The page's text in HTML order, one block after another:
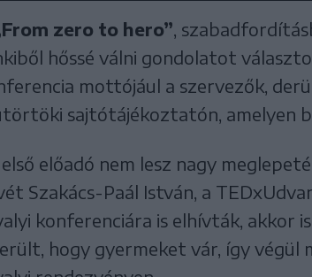
zero to hero”,
hőssé válni gondolatot
mottójául a szervezők,
sajtótájékoztatón, amelyen
előadó nem lesz nagy
Szakács-Paál István, a
konferenciára is elhívták, akkor
hogy gyermeket vár, így végül